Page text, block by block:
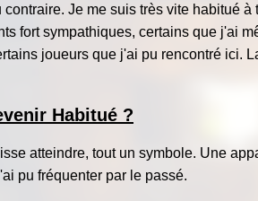
Je me suis très vite habitué
fort sympathiques, certains que j'ai
joueurs que j'ai pu rencontré ici.
Habitué ?
atteindre, tout un symbole. Une
pu fréquenter par le passé.